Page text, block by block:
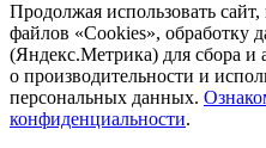
Продолжая использовать
файлов «Cookies», обработку
(Яндекс.Метрика) для сбора и
о производительности и
персональных данных.
конфиденциальности.